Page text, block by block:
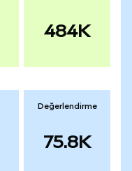
484K
Değerlendirme
75.8K